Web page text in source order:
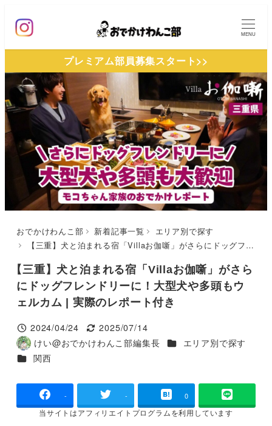
ン
テ
ン
ツ
へ
MENU
プレミアム部員募集スタート>>
おでかけわんこ部 新着記事一覧
エリア別で探す
【三重】犬と泊まれる宿「Villaお伽噺」がさらにドッグフレンドリーに！大型犬や多頭もウェルカム | 実際のレポート付き
【三重】犬と泊まれる宿「Villaお伽噺」がさら
にドッグフレンドリーに！大型犬や多頭もウ
ェルカム | 実際のレポート付き
投稿日
2024/04/24
更新日
2025/07/14
著
者
けい@おでかけわんこ部編集長 カテゴリー
エリア別で探す
カテゴリー
関西
- - 0
当サイトはアフィリエイトプログラムを利用しています